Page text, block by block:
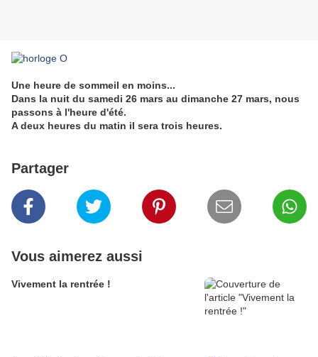
Une heure de sommeil en moins...
Dans la nuit du samedi 26 mars au dimanche 27 mars, nous
passons à l'heure d'été.
A deux heures du matin il sera trois heures.
Partager
Vous aimerez aussi
Vivement la rentrée !